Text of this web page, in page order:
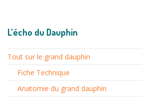
L’écho du Dauphin
Tout sur le grand dauphin
Fiche Technique
Anatomie du grand dauphin